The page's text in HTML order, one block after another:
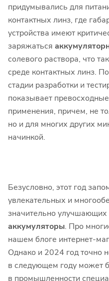
придумывались для
контактных линз, где
устройства имеют
заряжаться
солевого раствора, что
среде контактных линз.
стадии разработки и
показывает
применения, причем, не
но и для многих других
начинкой.
Безусловно, этот год
увлекательных и
значительно
аккумуляторы. Про
нашем блоге интернет-
Однако и 2024 год точно
в следующем году может
в промышленности